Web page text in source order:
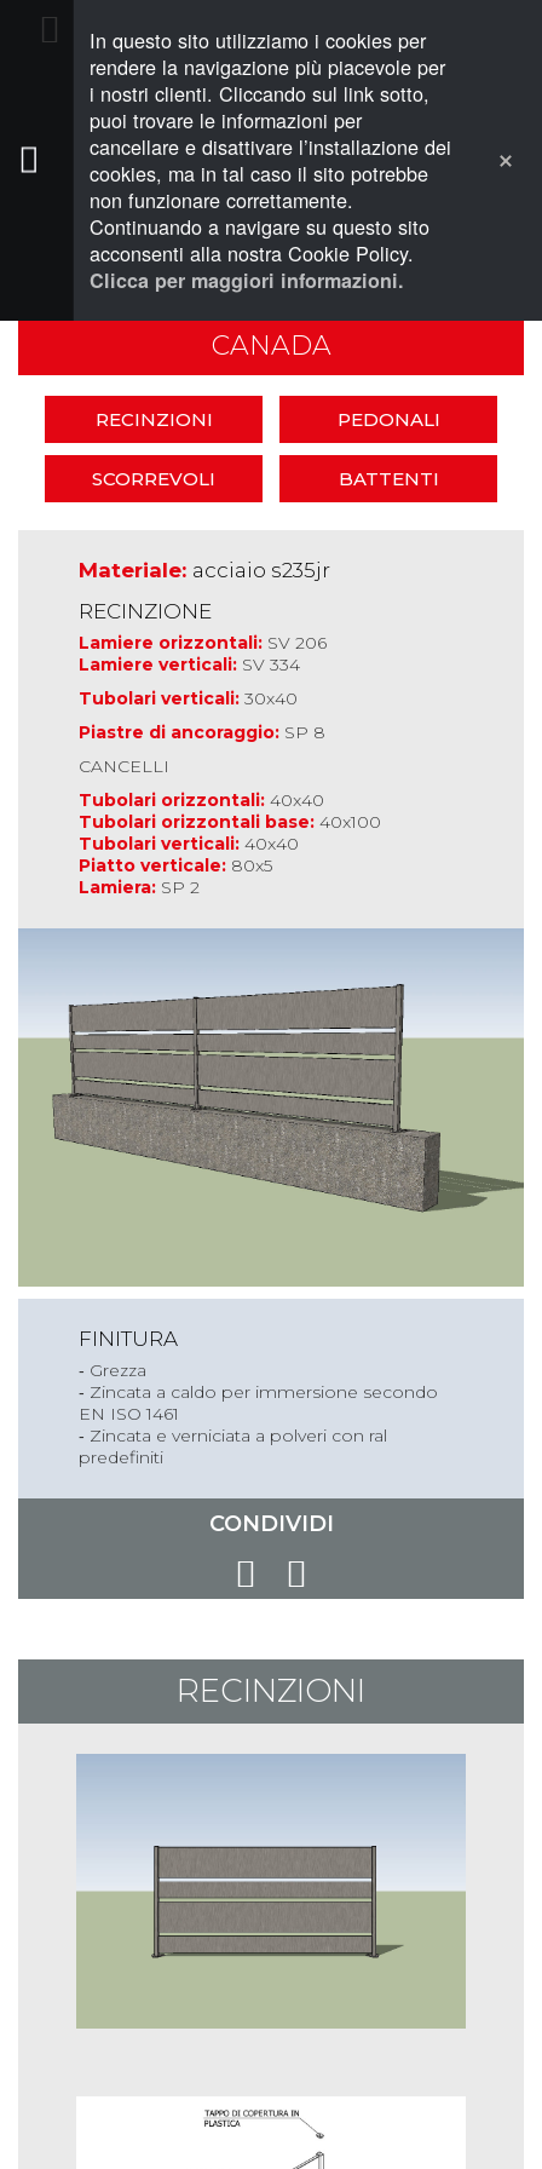
In questo sito utilizziamo i cookies per
rendere la navigazione più piacevole per
i nostri clienti. Cliccando sul link sotto,
puoi trovare le informazioni per
cancellare e disattivare l’installazione dei
cookies, ma in tal caso il sito potrebbe
non funzionare correttamente.
Continuando a navigare su questo sito
acconsenti alla nostra Cookie Policy.
Clicca per maggiori informazioni.
PREVENTIVO (0)
RECINZIONI E CANCELLI
CANADA
CANADA
RECINZIONI PEDONALI
SCORREVOLI BATTENTI
Materiale: acciaio s235jr
RECINZIONE
Lamiere orizzontali: SV 206
Lamiere verticali: SV 334
Tubolari verticali: 30x40
Piastre di ancoraggio: SP 8
CANCELLI
Tubolari orizzontali: 40x40
Tubolari orizzontali base: 40x100
Tubolari verticali: 40x40
Piatto verticale: 80x5
Lamiera: SP 2
FINITURA
‐ Grezza
‐ Zincata a caldo per immersione secondo
EN ISO 1461
‐ Zincata e verniciata a polveri con ral
predefiniti
CONDIVIDI
RECINZIONI